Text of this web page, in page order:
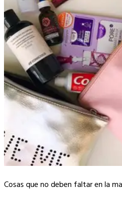
Cosas que no deben faltar en la